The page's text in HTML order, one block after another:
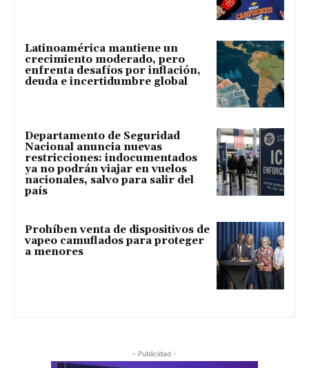
Latinoamérica mantiene un
crecimiento moderado, pero
enfrenta desafíos por inflación,
deuda e incertidumbre global
Departamento de Seguridad
Nacional anuncia nuevas
restricciones: indocumentados
ya no podrán viajar en vuelos
nacionales, salvo para salir del
país
Prohíben venta de dispositivos de
vapeo camuflados para proteger
a menores
- Publicidad -